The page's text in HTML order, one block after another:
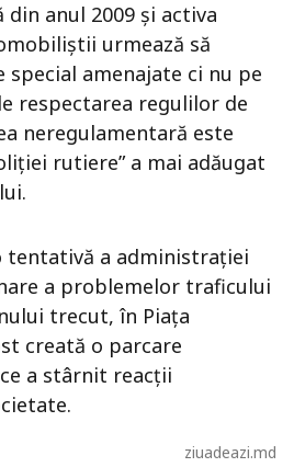
anul 2009 şi activa
urmează să
special amenajate ci nu pe
respectarea regulilor de
neregulamentară este
rutiere” a mai adăugat
tentativă a administraţiei
a problemelor traficului
trecut, în Piaţa
creată o parcare
a stârnit reacţii
ziuadeazi.md